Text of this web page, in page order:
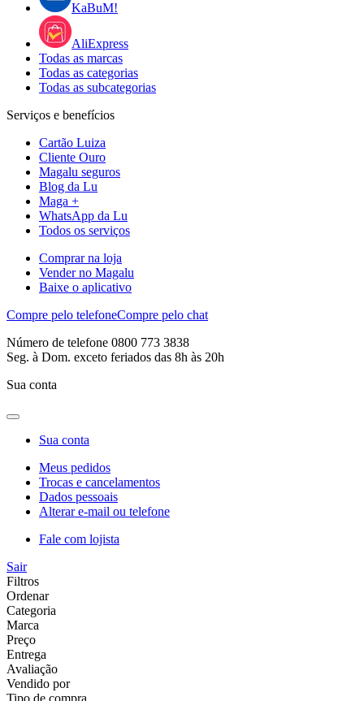
KaBuM!
AliExpress
Todas as marcas
Todas as categorias
Todas as subcategorias
Serviços e benefícios
Cartão Luiza
Cliente Ouro
Magalu seguros
Blog da Lu
Maga +
WhatsApp da Lu
Todos os serviços
Comprar na loja
Vender no Magalu
Baixe o aplicativo
Compre pelo telefoneCompre pelo chat
Número de telefone 0800 773 3838
Seg. à Dom. exceto feriados das 8h às 20h
Sua conta
Sua conta
Meus pedidos
Trocas e cancelamentos
Dados pessoais
Alterar e-mail ou telefone
Fale com lojista
Sair
Filtros
Ordenar
Categoria
Marca
Preço
Entrega
Avaliação
Vendido por
Tipo de compra